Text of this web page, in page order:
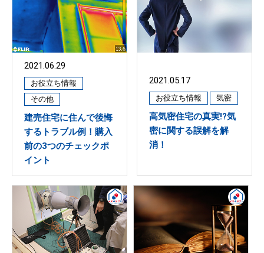
2021.06.29
お役立ち情報
その他
建売住宅に住んで後悔
するトラブル例！購入
前の3つのチェックポ
イント
2021.05.17
お役立ち情報 気密
高気密住宅の真実!?気
密に関する誤解を解
消！